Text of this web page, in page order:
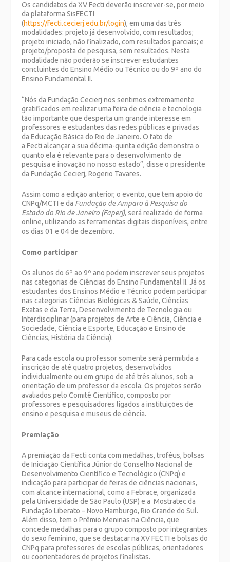
Os candidatos da XV Fecti deverão inscrever-se, por meio
da plataforma SisFECTI
(https://fecti.cecierj.edu.br/login), em uma das três
modalidades: projeto já desenvolvido, com resultados;
projeto iniciado, não finalizado, com resultados parciais; e
projeto/proposta de pesquisa, sem resultados. Nesta
modalidade não poderão se inscrever estudantes
concluintes do Ensino Médio ou Técnico ou do 9º ano do
Ensino Fundamental II.
“Nós da Fundação Cecierj nos sentimos extremamente
gratificados em realizar uma feira de ciência e tecnologia
tão importante que desperta um grande interesse em
professores e estudantes das redes públicas e privadas
da Educação Básica do Rio de Janeiro. O fato de
a Fecti alcançar a sua décima-quinta edição demonstra o
quanto ela é relevante para o desenvolvimento de
pesquisa e inovação no nosso estado”, disse o presidente
da Fundação Cecierj, Rogerio Tavares.
Assim como a edição anterior, o evento, que tem apoio do
CNPq/MCTI e da Fundação de Amparo à Pesquisa do
Estado do Rio de Janeiro (Faperj),será realizado de forma
online, utilizando as ferramentas digitais disponíveis, entre
os dias 01 e 04 de dezembro.
Como participar
Os alunos do 6º ao 9º ano podem inscrever seus projetos
nas categorias de Ciências do Ensino Fundamental II. Já os
estudantes dos Ensinos Médio e Técnico podem participar
nas categorias Ciências Biológicas & Saúde, Ciências
Exatas e da Terra, Desenvolvimento de Tecnologia ou
Interdisciplinar (para projetos de Arte e Ciência, Ciência e
Sociedade, Ciência e Esporte, Educação e Ensino de
Ciências, História da Ciência).
Para cada escola ou professor somente será permitida a
inscrição de até quatro projetos, desenvolvidos
individualmente ou em grupo de até três alunos, sob a
orientação de um professor da escola. Os projetos serão
avaliados pelo Comitê Científico, composto por
professores e pesquisadores ligados a instituições de
ensino e pesquisa e museus de ciência.
Premiação
A premiação da Fecti conta com medalhas, troféus, bolsas
de Iniciação Científica Júnior do Conselho Nacional de
Desenvolvimento Científico e Tecnológico (CNPq) e
indicação para participar de feiras de ciências nacionais,
com alcance internacional, como a Febrace, organizada
pela Universidade de São Paulo (USP) e a Mostratec da
Fundação Liberato – Novo Hamburgo, Rio Grande do Sul.
Além disso, tem o Prêmio Meninas na Ciência, que
concede medalhas para o grupo composto por integrantes
do sexo feminino, que se destacar na XV FECTI e bolsas do
CNPq para professores de escolas públicas, orientadores
ou coorientadores de projetos finalistas.